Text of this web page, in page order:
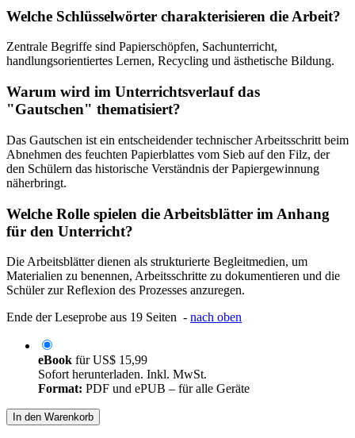
Welche Schlüsselwörter charakterisieren die Arbeit?
Zentrale Begriffe sind Papierschöpfen, Sachunterricht,
handlungsorientiertes Lernen, Recycling und ästhetische Bildung.
Warum wird im Unterrichtsverlauf das
"Gautschen" thematisiert?
Das Gautschen ist ein entscheidender technischer Arbeitsschritt beim
Abnehmen des feuchten Papierblattes vom Sieb auf den Filz, der
den Schülern das historische Verständnis der Papiergewinnung
näherbringt.
Welche Rolle spielen die Arbeitsblätter im Anhang
für den Unterricht?
Die Arbeitsblätter dienen als strukturierte Begleitmedien, um
Materialien zu benennen, Arbeitsschritte zu dokumentieren und die
Schüler zur Reflexion des Prozesses anzuregen.
Ende der Leseprobe aus 19 Seiten - nach oben
eBook fürUS$ 15,99
Sofort herunterladen. Inkl. MwSt.
Format: PDF und ePUB – für alle Geräte
In den Warenkorb